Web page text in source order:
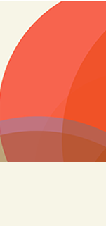
Inhalt
springen